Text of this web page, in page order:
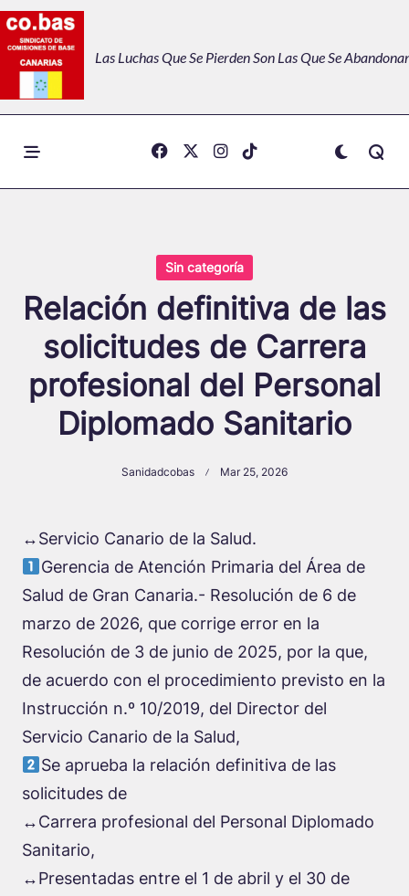
Skip
to
content
Las Luchas Que Se Pierden Son Las Que Se
Sin categoría
Relación definitiva de las
solicitudes de Carrera
profesional del Personal
Diplomado Sanitario
Sanidadcobas Mar 25, 2026
↔️Servicio Canario de la Salud.
Gerencia de Atención Primaria del Área de
Salud de Gran Canaria.- Resolución de 6 de
marzo de 2026, que corrige error en la
Resolución de 3 de junio de 2025, por la que,
de acuerdo con el procedimiento previsto en la
Instrucción n.º 10/2019, del Director del
Servicio Canario de la Salud,
Se aprueba la relación definitiva de las
solicitudes de
↔️Carrera profesional del Personal Diplomado
Sanitario,
↔️Presentadas entre el 1 de abril y el 30 de